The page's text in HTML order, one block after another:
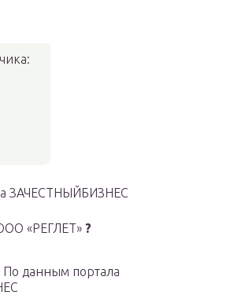
ЗАЧЕСТНЫЙБИЗНЕС
«РЕГЛЕТ» ?
данным портала